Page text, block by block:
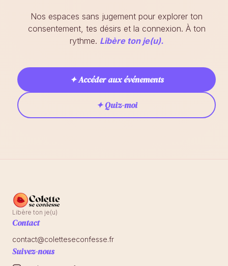
Nos espaces sans jugement pour explorer ton
consentement, tes désirs et la connexion. À ton
rythme. Libère ton je(u).
✦ Accéder aux événements
✦ Quiz-moi
Libère ton je(u)
Contact
contact@coletteseconfesse.fr
Suivez-nous